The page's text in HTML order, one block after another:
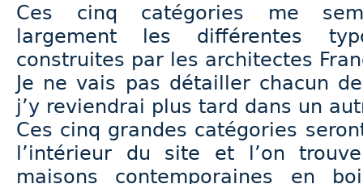
Ces cinq catégories me
largement les différentes
construites par les architectes
Je ne vais pas détailler chacun
j’y reviendrai plus tard dans un
Ces cinq grandes catégories
l’intérieur du site et l’on
maisons contemporaines en